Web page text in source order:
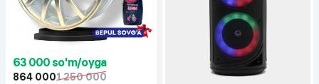
63 000 so'm/oyga
864 0001 250 000